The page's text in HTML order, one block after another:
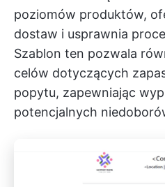
poziomów produktów,
dostaw i usprawnia
Szablon ten pozwala
celów dotyczących
popytu, zapewniając
potencjalnych